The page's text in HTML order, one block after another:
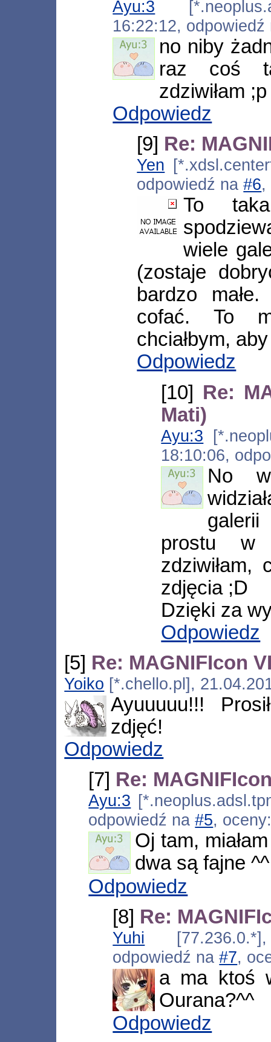
Ayu:3
16:22:12,
no niby
raz coś
zdziwiłam ;p
Odpowiedz
[9] Re:
Yen
odpowiedź na#6,
To
wiele
(zostaje
bardzo
cofać. To
chciałbym,
Odpowiedz
[10] Re:
Mati)
Ayu:3
18:10:06,
No
prostu w
zdziwiłam,
zdjęcia ;D
Dzięki za
Odpowiedz
[5] Re: MAGNIFIcon
Yoiko [*.chello.pl],
Ayuuuuu!!!
zdjęć!
Odpowiedz
[7] Re:
Ayu:3
odpowiedź na#5,
Oj tam,
dwa są fajne ^^
Odpowiedz
[8] Re:
Yuhi
odpowiedź na#7,
a ma ktoś
Ourana?^^
Odpowiedz